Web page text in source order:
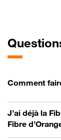
Comment
J’ai déjà la
Fibre